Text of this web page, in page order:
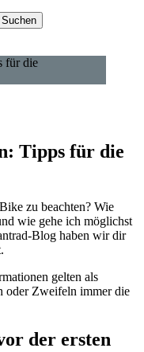
Suchen
Tipps für die
zu beachten? Wie
wie gehe ich möglichst
Blog haben wir dir
gelten als
oder Zweifeln immer die
der ersten